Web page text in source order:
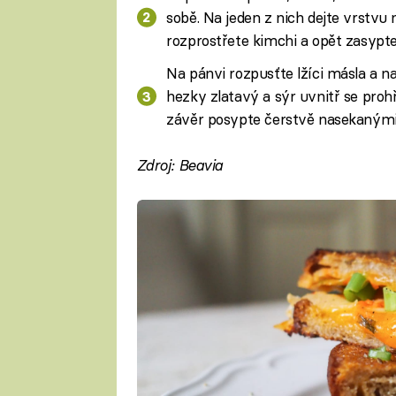
sobě. Na jeden z nich dejte
rozprostřete kimchi a opět
Na pánvi rozpusťte lžíci másla a
hezky zlatavý a sýr uvnitř se
závěr posypte čerstvě
Zdroj: Beavia